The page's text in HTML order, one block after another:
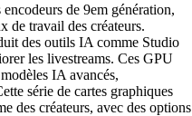
de 9em génération,
travail des créateurs.
des outils IA comme Studio
les livestreams. Ces GPU
IA avancés,
série de cartes graphiques
des créateurs, avec des options